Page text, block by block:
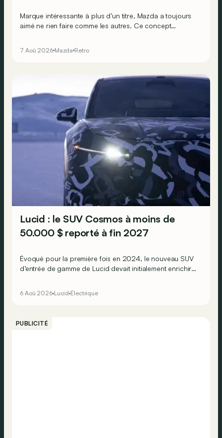
Marque intéressante à plus d’un titre, Mazda a toujours
aimé ne rien faire comme les autres. Ce concept
7 Aoû 2026 Mazda Retro
Lucid : le SUV Cosmos à moins de
50.000 $ reporté à fin 2027
Évoqué pour la première fois en 2024, le nouveau SUV
d’entrée de gamme de Lucid devait initialement enrichir
6 Aoû 2026 Lucid Électrique
PUBLICITÉ